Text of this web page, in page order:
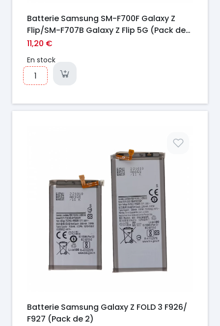
Batterie Samsung SM-F700F Galaxy Z
Flip/SM-F707B Galaxy Z Flip 5G (Pack de
2)
11,20 €
En stock
Batterie Samsung Galaxy Z FOLD 3 F926/
F927 (Pack de 2)